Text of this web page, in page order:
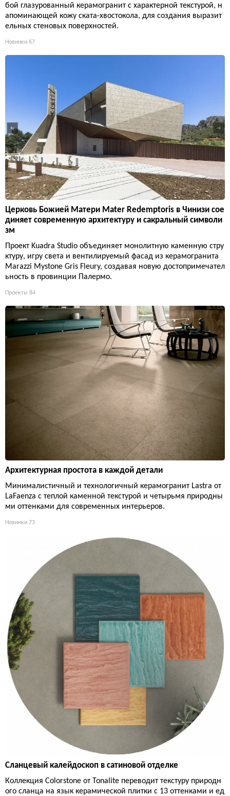
бой глазурованный керамогранит с характерной текстурой, н
апоминающей кожу ската-хвостокола, для создания выразит
ельных стеновых поверхностей.
Новинки 67
Церковь Божией Матери Mater Redemptoris в Чинизи сое
диняет современную архитектуру и сакральный символи
зм
Проект Kuadra Studio объединяет монолитную каменную стру
ктуру, игру света и вентилируемый фасад из керамогранита
Marazzi Mystone Gris Fleury, создавая новую достопримечател
ьность в провинции Палермо.
Проекты 84
Архитектурная простота в каждой детали
Минималистичный и технологичный керамогранит Lastra от
LaFaenza с теплой каменной текстурой и четырьмя природны
ми оттенками для современных интерьеров.
Новинки 73
Сланцевый калейдоскоп в сатиновой отделке
Коллекция Colorstone от Tonalite переводит текстуру природн
ого сланца на язык керамической плитки с 13 оттенками и ед